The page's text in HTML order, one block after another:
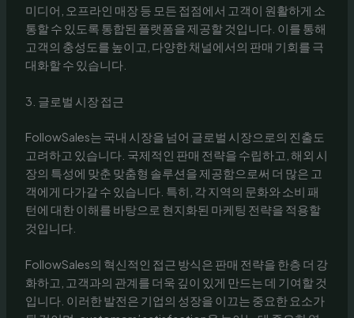
미디어, 오프라인 매장 등 모든 접점에서 고객이 원활하게 소
통할 수 있도록 통합된 플랫폼을 제공할 것입니다. 이를 통해
고객의 충성도를 높이고, 다양한 채널에서의 판매 기회를 극
대화할 수 있습니다.
3. 글로벌 시장 접근
FollowSales는 국내 시장을 넘어 글로벌 시장으로의 진출도
고려하고 있습니다. 국제적인 판매 전략을 수립하고, 해외 시
장의 특성에 맞춘 맞춤형 솔루션을 제공함으로써 더 많은 고
객에게 다가갈 수 있습니다. 특히, 각 지역의 문화와 소비 패
턴에 대한 이해를 바탕으로 현지화된 마케팅 전략을 적용할
것입니다.
FollowSales의 혁신적인 접근 방식은 판매 전략을 한층 더 강
화하고, 고객과의 관계를 더욱 깊이 있게 만드는 데 기여할 것
입니다. 이러한 발전은 기업의 성장을 이끄는 중요한 요소가